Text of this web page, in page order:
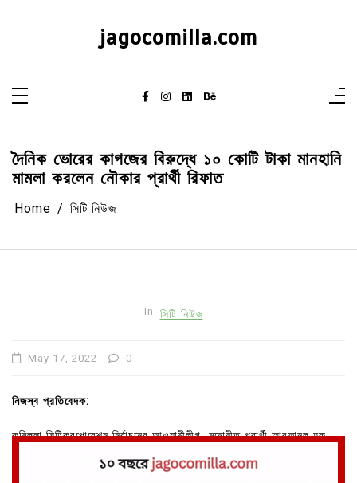
jagocomilla.com
দৈনিক ভোরের কাগজের বিরুদ্ধে ১০ কোটি টাকা মানহানি
মামলা করলেন নৌকার প্রার্থী রিফাত
Home সিটি নিউজ
In সিটি নিউজ
May 17, 2022 0
নিজস্ব প্রতিবেদক:
কুমিল্লা সিটিকরপোরেশন নির্বাচনের আওয়ামীলীগ মনোনীত প্রার্থী আরফানুল হক